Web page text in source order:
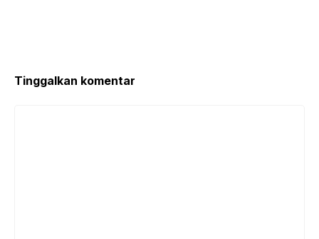
Tinggalkan komentar